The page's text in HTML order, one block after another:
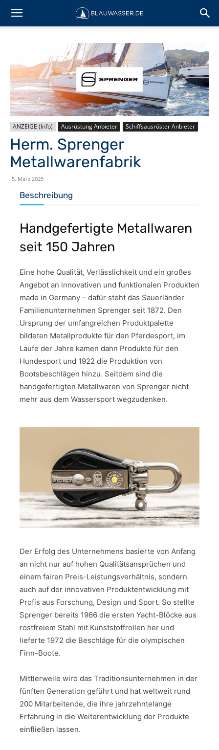
ANZEIGE (Info) Ausrüstung Anbieter Schiffsausrüster Anbieter
Herm. Sprenger
Metallwarenfabrik
5. März 2025
Beschreibung
Handgefertigte Metallwaren
seit 150 Jahren
Eine hohe Qualität, Verlässlichkeit und ein großes
Angebot an innovativen und funktionalen Produkten
made in Germany – dafür steht das Sauerländer
Familienunternehmen Sprenger seit 1872. Den
Ursprung der umfangreichen Produktpalette
bildeten Metallprodukte für den Pferdesport, im
Laufe der Jahre kamen dann Produkte für den
Hundesport und 1922 die Produktion von
Bootsbeschlägen hinzu. Seitdem sind die
handgefertigten Metallwaren von Sprenger nicht
mehr aus dem Wassersport wegzudenken.
Der Erfolg des Unternehmens basierte von Anfang
an nicht nur auf hohen Qualitätsansprüchen und
einem fairen Preis-Leistungsverhältnis, sondern
auch auf der innovativen Produktentwicklung mit
Profis aus Forschung, Design und Sport. So stellte
Sprenger bereits 1966 die ersten Yacht-Blöcke aus
rostfreiem Stahl mit Kunststoffrollen her und
lieferte 1972 die Beschläge für die olympischen
Finn-Boote.
Mittlerweile wird das Traditionsunternehmen in der
fünften Generation geführt und hat weltweit rund
200 Mitarbeitende, die ihre jahrzehntelange
Erfahrung in die Weiterentwicklung der Produkte
einfließen lassen.